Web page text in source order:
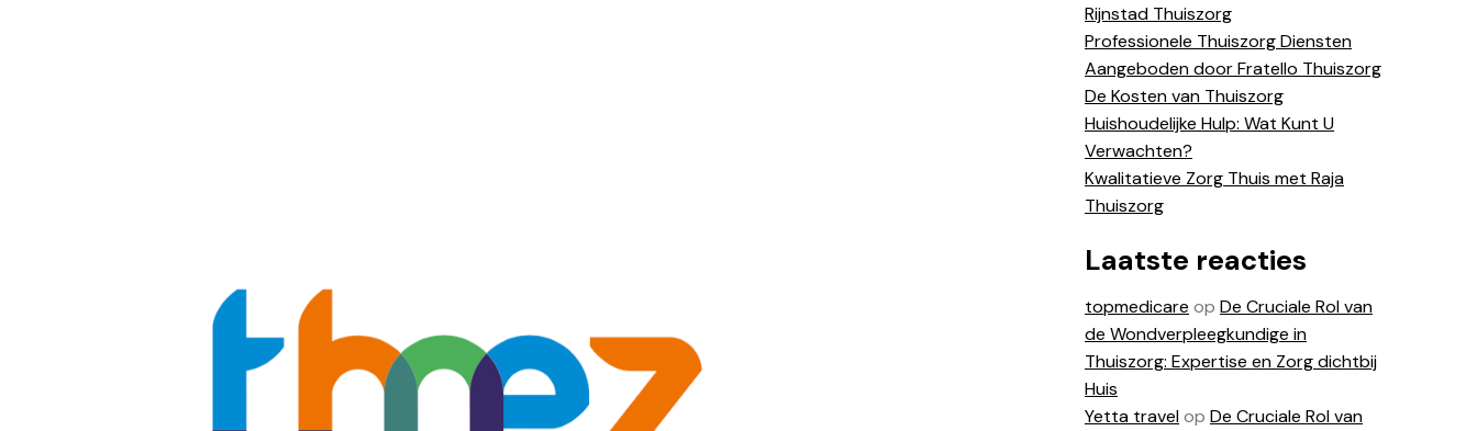
Rijnstad Thuiszorg
Professionele Thuiszorg Diensten
Aangeboden door Fratello Thuiszorg
De Kosten van Thuiszorg
Huishoudelijke Hulp: Wat Kunt U
Verwachten?
Kwalitatieve Zorg Thuis met Raja
Thuiszorg
Laatste reacties
topmedicare op De Cruciale Rol van
de Wondverpleegkundige in
Thuiszorg: Expertise en Zorg dichtbij
Huis
Yetta travelop De Cruciale Rol van